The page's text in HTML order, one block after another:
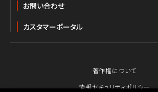
お問い合わせ
カスタマーポータル
著作権について
情報セキュリティポリシー